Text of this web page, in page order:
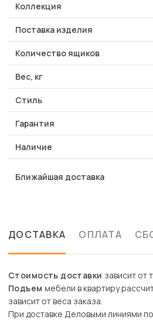
Коллекция
Поставка изделия
Количество ящиков
Вес, кг
Стиль
Гарантия
Наличие
Ближайшая доставка
ДОСТАВКА ОПЛАТА
Стоимость доставки зависит от
Подъем мебели в квартиру
зависит от веса заказа.
При доставке Деловыми линиями